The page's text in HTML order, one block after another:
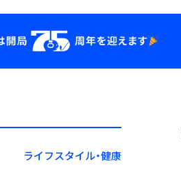
YouTube
会社情報
ライフスタイル・健康